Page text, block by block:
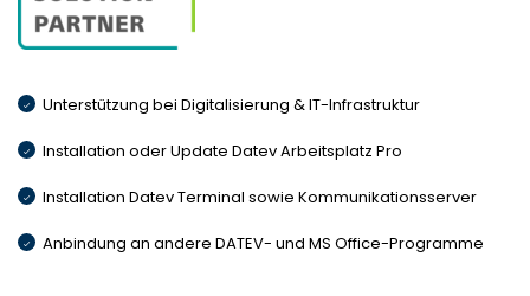
Unterstützung bei Digitalisierung & IT-Infrastruktur
Installation oder Update Datev Arbeitsplatz Pro
Installation Datev Terminal sowie Kommunikationsserver
Anbindung an andere DATEV- und MS Office-Programme